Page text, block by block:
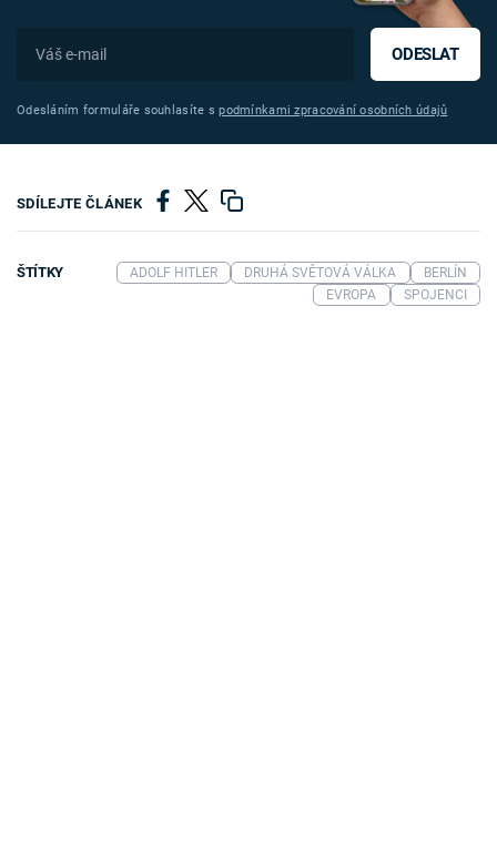
ODESLAT
Odesláním formuláře souhlasíte spodmínkami zpracování osobních údajů
SDÍLEJTE ČLÁNEK
ŠTÍTKY ADOLF HITLER DRUHÁ SVĚTOVÁ VÁLKA
BERLÍN
EVROPA
SPOJENCI